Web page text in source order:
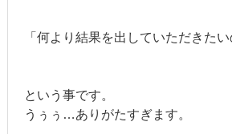
「何より結果を出していただきたい
という事です。
うぅぅ…ありがたすぎます。